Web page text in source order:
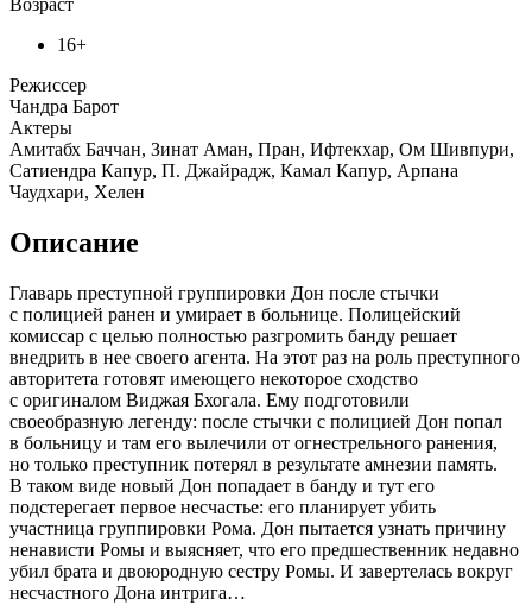
Возраст
16+
Режиссер
Чандра Барот
Актеры
Амитабх Баччан, Зинат Аман, Пран, Ифтекхар, Ом Шивпури,
Сатиендра Капур, П. Джайрадж, Камал Капур, Арпана
Чаудхари, Хелен
Описание
Главарь преступной группировки Дон после стычки
с полицией ранен и умирает в больнице. Полицейский
комиссар с целью полностью разгромить банду решает
внедрить в нее своего агента. На этот раз на роль преступного
авторитета готовят имеющего некоторое сходство
с оригиналом Виджая Бхогала. Ему подготовили
своеобразную легенду: после стычки с полицией Дон попал
в больницу и там его вылечили от огнестрельного ранения,
но только преступник потерял в результате амнезии память.
В таком виде новый Дон попадает в банду и тут его
подстерегает первое несчастье: его планирует убить
участница группировки Рома. Дон пытается узнать причину
ненависти Ромы и выясняет, что его предшественник недавно
убил брата и двоюродную сестру Ромы. И завертелась вокруг
несчастного Дона интрига…